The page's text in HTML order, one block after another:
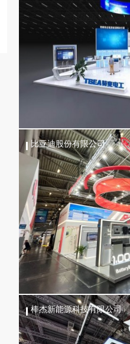
比亚迪股份有限公司
棒杰新能源科技有限公司